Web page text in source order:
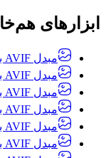
ابزارهای
مبدل AVIF به GIF آنلاین
مبدل AVIF به JPEG آنلاین
مبدل AVIF به JPG آنلاین
مبدل AVIF به PNG آنلاین
مبدل AVIF به SVG آنلاین
مبدل AVIF به TIF آنلاین